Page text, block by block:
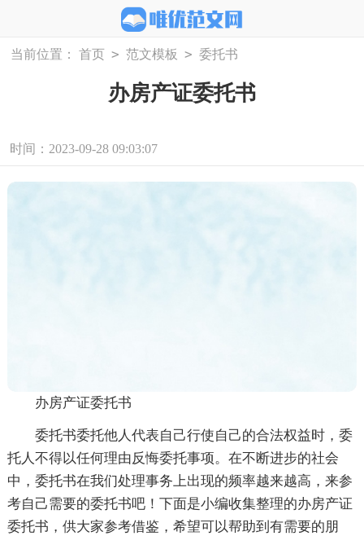
当前位置： 首页 > 范文模板 > 委托书
办房产证委托书
时间：2023-09-28 09:03:07
办房产证委托书
委托书委托他人代表自己行使自己的合法权益时，委
托人不得以任何理由反悔委托事项。在不断进步的社会
中，委托书在我们处理事务上出现的频率越来越高，来参
考自己需要的委托书吧！下面是小编收集整理的办房产证
委托书，供大家参考借鉴，希望可以帮助到有需要的朋